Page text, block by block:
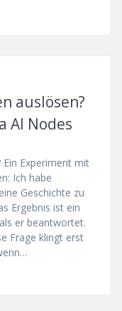
auslösen?
AI Nodes
Experiment mit
Ich habe
Geschichte zu
Ergebnis ist ein
er beantwortet.
Frage klingt erst